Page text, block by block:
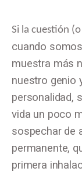
Si la cuestión
cuando
muestra más
nuestro genio
personalidad,
vida un poco
sospechar de
permanente,
primera